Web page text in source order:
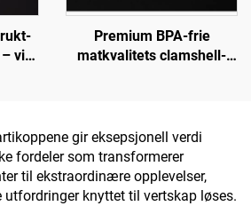
vis,
Premium BPA-frie
matkvalitets clamshell-
gir eksepsjonell verdi
fordeler som transformerer
til ekstraordinære opplevelser,
knyttet til vertskap løses.